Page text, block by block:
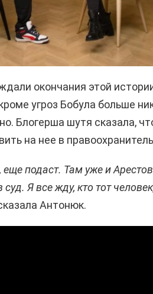
окончания этой
угроз Бобула больше
Блогерша шутя сказала,
на нее в
подаст. Там уже и
Я все жду, кто тот
Антонюк.